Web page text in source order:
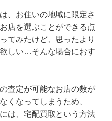
、お住いの地域に限定さ
店を選ぶことができる点
てみたけど、思ったより
しい…そんな場合におす
査定が可能なお店の数が
くなってしまうため、
は、宅配買取という方法